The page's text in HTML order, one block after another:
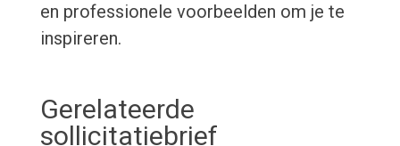
en professionele voorbeelden om je te
inspireren.
Gerelateerde
sollicitatiebrief